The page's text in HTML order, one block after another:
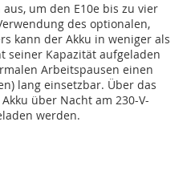
um den E10e bis zu vier
des optionalen,
kann der Akku in weniger als
seiner Kapazität aufgeladen
Arbeitspausen einen
lang einsetzbar. Über das
über Nacht am 230-V-
werden.